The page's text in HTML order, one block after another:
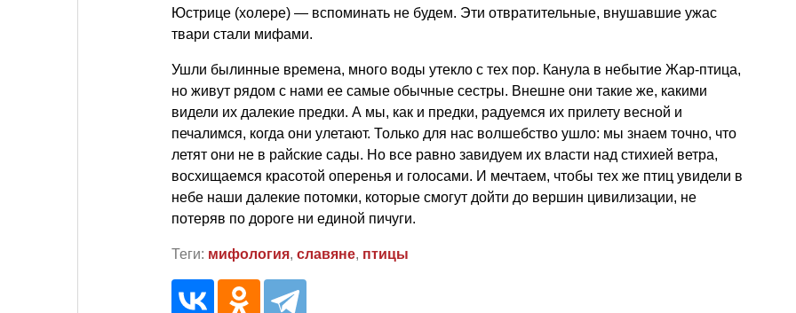
Юстрице (холере) — вспоминать не будем. Эти отвратительные, внушавшие ужас
твари стали мифами.
Ушли былинные времена, много воды утекло с тех пор. Канула в небытие Жар-птица,
но живут рядом с нами ее самые обычные сестры. Внешне они такие же, какими
видели их далекие предки. А мы, как и предки, радуемся их прилету весной и
печалимся, когда они улетают. Только для нас волшебство ушло: мы знаем точно, что
летят они не в райские сады. Но все равно завидуем их власти над стихией ветра,
восхищаемся красотой оперенья и голосами. И мечтаем, чтобы тех же птиц увидели в
небе наши далекие потомки, которые смогут дойти до вершин цивилизации, не
потеряв по дороге ни единой пичуги.
Теги: мифология, славяне, птицы